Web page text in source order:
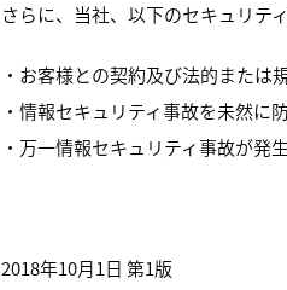
さらに、当社、以下のセキュリテ
・お客様との契約及び法的または
・情報セキュリティ事故を未然に
・万一情報セキュリティ事故が発
2018年10月1日 第1版